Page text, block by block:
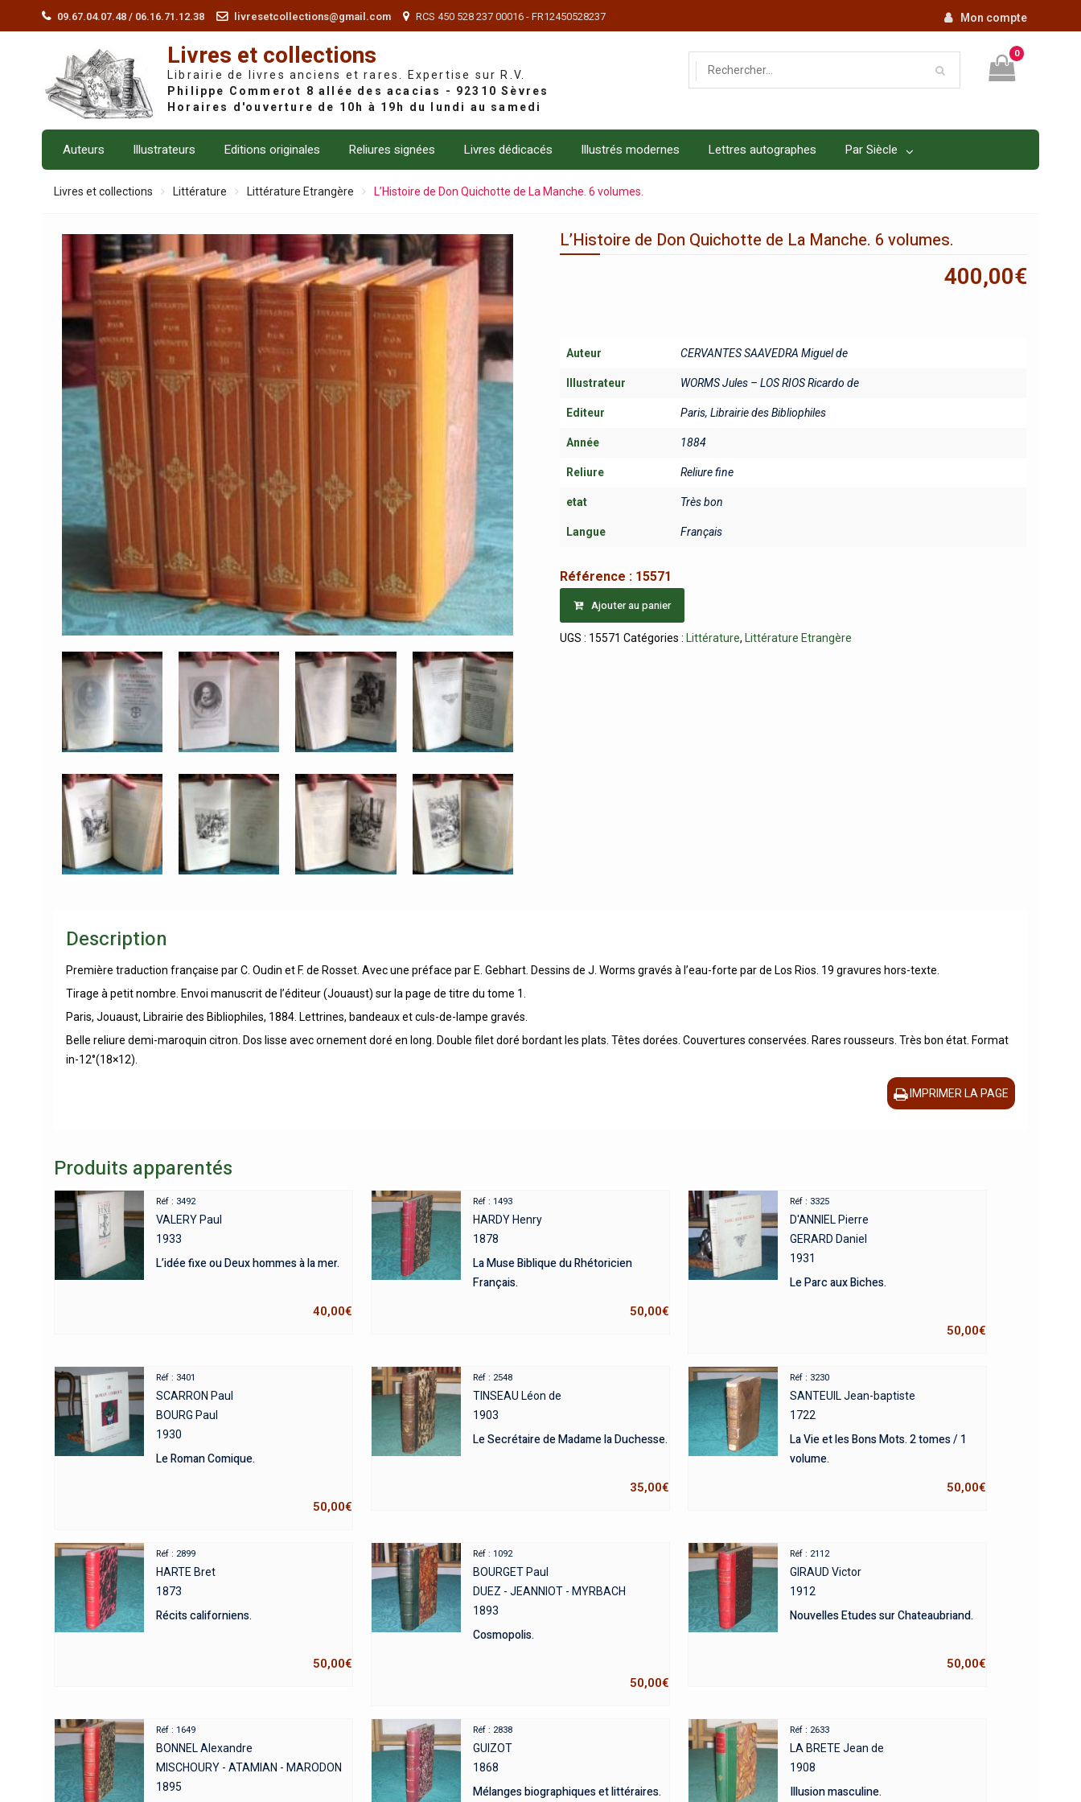
09.67.04.07.48 / 06.16.71.12.38 livresetcollections@gmail.com RCS 450 528 237 00016 - FR12450528237 Mon compte
Livres et collections
Librairie de livres anciens et rares. Expertise sur R.V.
0
Auteurs Illustrateurs Editions originales Reliures signées Livres dédicacés Illustrés modernes Lettres autographes Par Siècle
Livres et collections Littérature Littérature Etrangère L’Histoire de Don Quichotte de La Manche. 6 volumes.
L’Histoire de Don Quichotte de La Manche. 6 volumes.
400,00€
Auteur CERVANTES SAAVEDRA Miguel de
Illustrateur WORMS Jules – LOS RIOS Ricardo de
Editeur Paris, Librairie des Bibliophiles
Année 1884
Reliure Reliure fine
etat Très bon
Langue Français
Référence : 15571
Ajouter au panier
UGS : 15571 Catégories : Littérature, Littérature Etrangère
Description
Première traduction française par C. Oudin et F. de Rosset. Avec une préface par E. Gebhart. Dessins de J. Worms gravés à l’eau-forte par de Los Rios. 19 gravures hors-texte.
Tirage à petit nombre. Envoi manuscrit de l’éditeur (Jouaust) sur la page de titre du tome 1.
Paris, Jouaust, Librairie des Bibliophiles, 1884. Lettrines, bandeaux et culs-de-lampe gravés.
Belle reliure demi-maroquin citron. Dos lisse avec ornement doré en long. Double filet doré bordant les plats. Têtes dorées. Couvertures conservées. Rares rousseurs. Très bon état. Format
in-12°(18×12).
IMPRIMER LA PAGE
Produits apparentés
Réf : 3492
VALERY Paul
1933
L’idée fixe ou Deux hommes à la mer.
40,00€
Réf : 1493
HARDY Henry
1878
La Muse Biblique du Rhétoricien
Français.
50,00€
Réf : 3325
D'ANNIEL Pierre
GERARD Daniel
1931
Le Parc aux Biches.
50,00€
Réf : 3401
SCARRON Paul
BOURG Paul
1930
Le Roman Comique.
50,00€
Réf : 2548
TINSEAU Léon de
1903
Le Secrétaire de Madame la Duchesse.
35,00€
Réf : 3230
SANTEUIL Jean-baptiste
1722
La Vie et les Bons Mots. 2 tomes / 1
volume.
50,00€
Réf : 2899
HARTE Bret
1873
Récits californiens.
50,00€
Réf : 1092
BOURGET Paul
DUEZ - JEANNIOT - MYRBACH
1893
Cosmopolis.
50,00€
Réf : 2112
GIRAUD Victor
1912
Nouvelles Etudes sur Chateaubriand.
50,00€
Réf : 1649
BONNEL Alexandre
MISCHOURY - ATAMIAN - MARODON
1895
Réf : 2838
GUIZOT
1868
Mélanges biographiques et littéraires.
Réf : 2633
LA BRETE Jean de
1908
Illusion masculine.